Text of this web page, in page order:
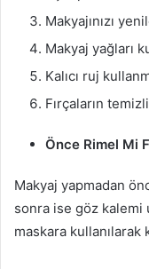
Makyajınızı
Makyaj yağları
Kalıcı ruj
Fırçaların
Önce Rimel Mi
Makyaj yapmadan
sonra ise göz kalemi
maskara